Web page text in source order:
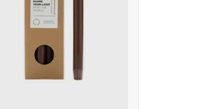
prachtige natuurlijke tinten.